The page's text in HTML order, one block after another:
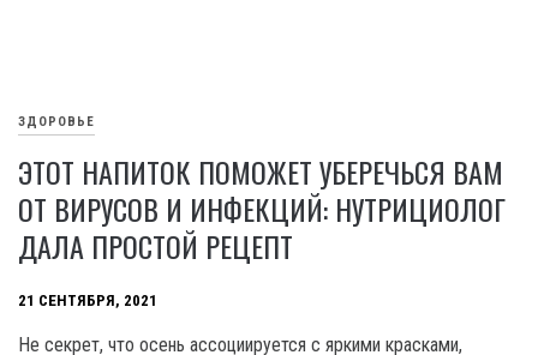
ЗДОРОВЬЕ
ЭТОТ НАПИТОК ПОМОЖЕТ УБЕРЕЧЬСЯ ВАМ
ОТ ВИРУСОВ И ИНФЕКЦИЙ: НУТРИЦИОЛОГ
ДАЛА ПРОСТОЙ РЕЦЕПТ
21 СЕНТЯБРЯ, 2021
Не секрет, что осень ассоциируется с яркими красками,